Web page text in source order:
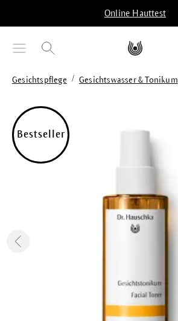
Online Hauttest
Gesichtspflege / Gesichtswasser & Tonikum
Bildergalerie überspringen
Bestseller